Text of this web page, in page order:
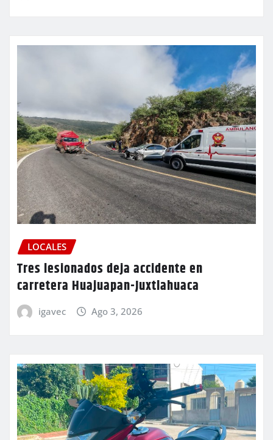
LOCALES
Tres lesionados deja accidente en
carretera Huajuapan-Juxtlahuaca
igavec Ago 3, 2026